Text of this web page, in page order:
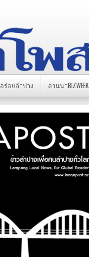
อร่อยลำปาง ลานนาBIZWEEK